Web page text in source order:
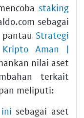
staking
sebagai
pantau Strategi
Aman |
nilai aset
terkait
meliputi:
sebagai aset